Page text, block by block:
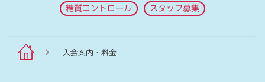
糖質コントロール スタッフ募集
入会案内・料金